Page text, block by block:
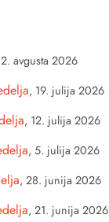
2. avgusta 2026
, 19. julija 2026
, 12. julija 2026
, 5. julija 2026
, 28. junija 2026
, 21. junija 2026